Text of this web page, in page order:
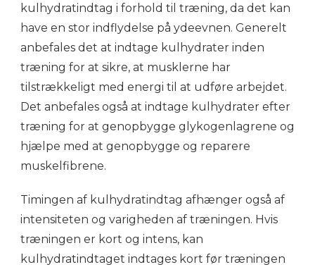
kulhydratindtag i forhold til træning, da det kan
have en stor indflydelse på ydeevnen. Generelt
anbefales det at indtage kulhydrater inden
træning for at sikre, at musklerne har
tilstrækkeligt med energi til at udføre arbejdet.
Det anbefales også at indtage kulhydrater efter
træning for at genopbygge glykogenlagrene og
hjælpe med at genopbygge og reparere
muskelfibrene.
Timingen af kulhydratindtag afhænger også af
intensiteten og varigheden af træningen. Hvis
træningen er kort og intens, kan
kulhydratindtaget indtages kort før træningen